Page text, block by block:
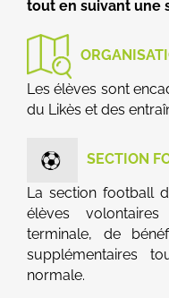
tout en suivant une
Les élèves sont
du Likès et des
SECTION
La section football
élèves
terminale, de
supplémentaires
normale.